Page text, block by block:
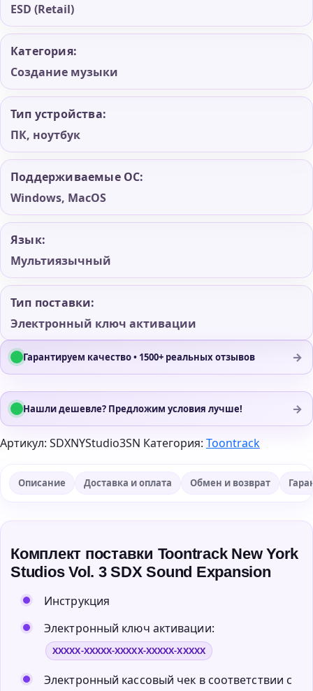
ESD (Retail)
Категория:
Создание музыки
Тип устройства:
ПК, ноутбук
Поддерживаемые ОС:
Windows, MacOS
Язык:
Мультиязычный
Тип поставки:
Электронный ключ активации
Гарантируем качество • 1500+ реальных отзывов →
Нашли дешевле? Предложим условия лучше! →
Артикул: SDXNYStudio3SN Категория: Toontrack
Описание Доставка и оплата Обмен и возврат
Комплект поставки Toontrack New York
Studios Vol. 3 SDX Sound Expansion
Инструкция
Электронный ключ активации:
XXXXX-XXXXX-XXXXX-XXXXX-XXXXX
Электронный кассовый чек в соответствии с